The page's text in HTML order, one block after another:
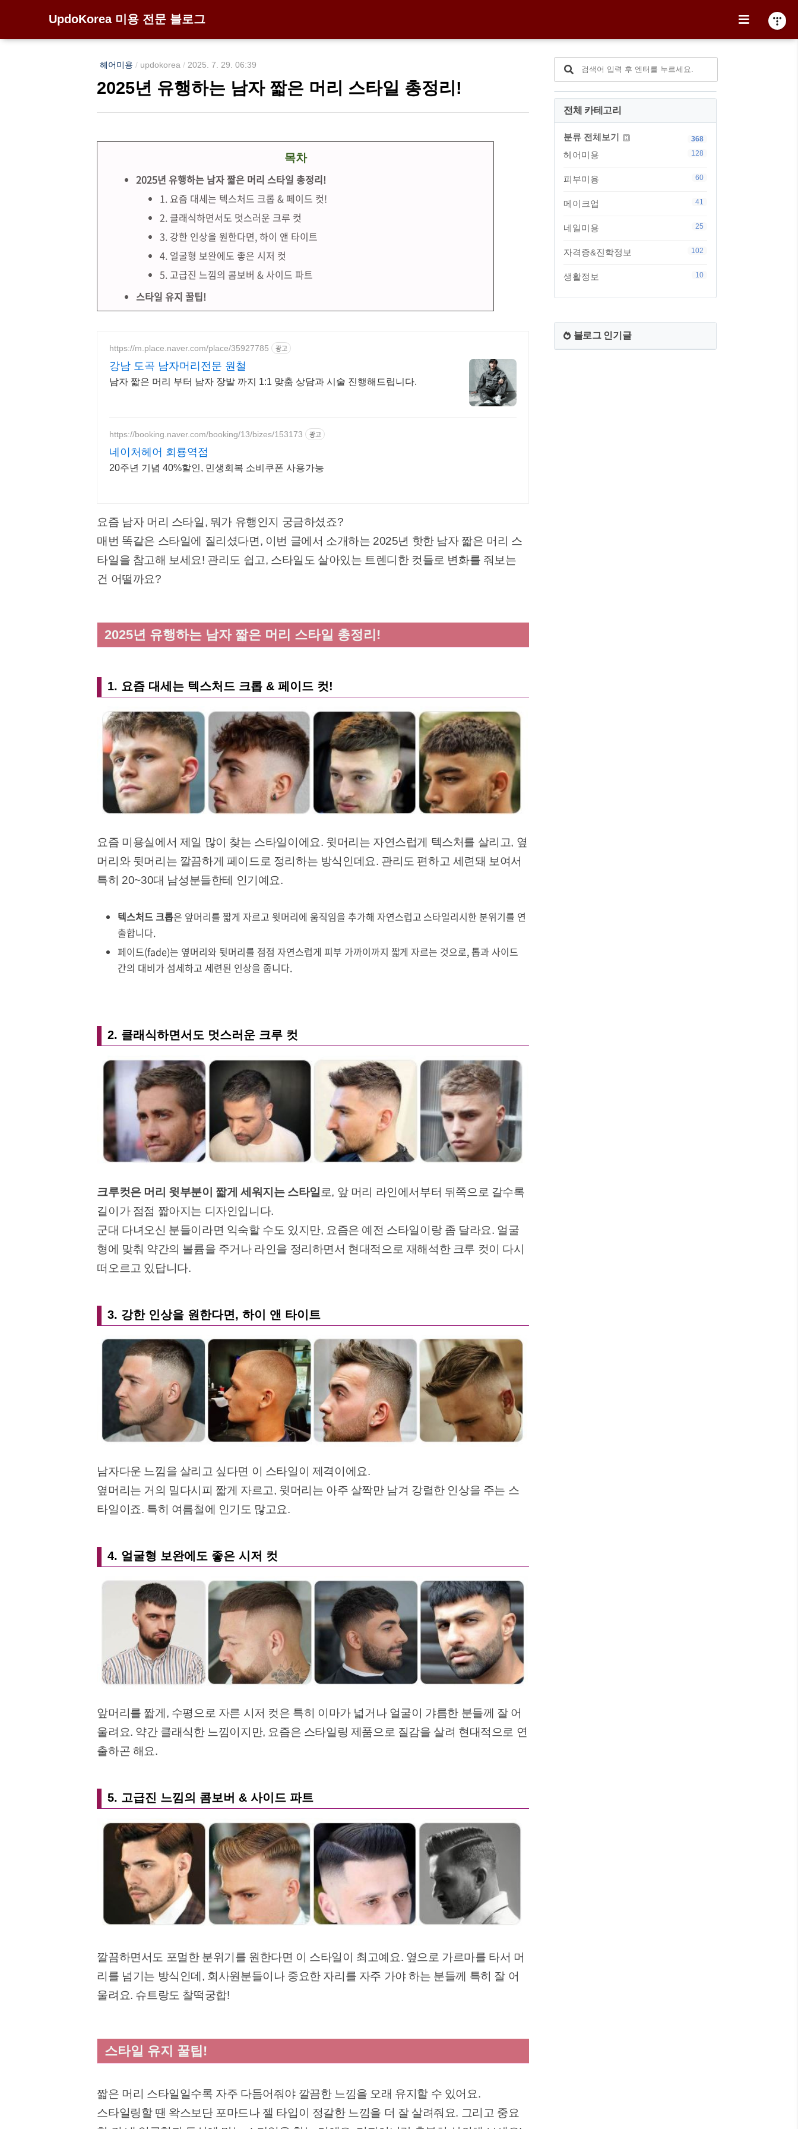
UpdoKorea 미용 전문 블로그
헤어미용 / updokorea / 2025. 7. 29. 06:39
2025년 유행하는 남자 짧은 머리 스타일 총정리!
목차
2025년 유행하는 남자 짧은 머리 스타일 총정리!
1. 요즘 대세는 텍스처드 크롭 & 페이드 컷!
2. 클래식하면서도 멋스러운 크루 컷
3. 강한 인상을 원한다면, 하이 앤 타이트
4. 얼굴형 보완에도 좋은 시저 컷
5. 고급진 느낌의 콤보버 & 사이드 파트
스타일 유지 꿀팁!
https://m.place.naver.com/place/35927785 광고
강남 도곡 남자머리전문 원철
남자 짧은 머리 부터 남자 장발 까지 1:1 맞춤 상담과 시술 진행해드립니다.
https://booking.naver.com/booking/13/bizes/153173 광고
네이처헤어 회룡역점
20주년 기념 40%할인, 민생회복 소비쿠폰 사용가능
요즘 남자 머리 스타일, 뭐가 유행인지 궁금하셨죠?
매번 똑같은 스타일에 질리셨다면, 이번 글에서 소개하는 2025년 핫한 남자 짧은 머리 스
타일을 참고해 보세요! 관리도 쉽고, 스타일도 살아있는 트렌디한 컷들로 변화를 줘보는
건 어떨까요?
2025년 유행하는 남자 짧은 머리 스타일 총정리!
1. 요즘 대세는 텍스처드 크롭 & 페이드 컷!
요즘 미용실에서 제일 많이 찾는 스타일이에요. 윗머리는 자연스럽게 텍스처를 살리고, 옆
머리와 뒷머리는 깔끔하게 페이드로 정리하는 방식인데요. 관리도 편하고 세련돼 보여서
특히 20~30대 남성분들한테 인기예요.
텍스처드 크롭은 앞머리를 짧게 자르고 윗머리에 움직임을 추가해 자연스럽고 스타일리시한 분위기를 연
출합니다.
페이드(fade)는 옆머리와 뒷머리를 점점 자연스럽게 피부 가까이까지 짧게 자르는 것으로, 톱과 사이드
간의 대비가 섬세하고 세련된 인상을 줍니다.
2. 클래식하면서도 멋스러운 크루 컷
크루컷은 머리 윗부분이 짧게 세워지는 스타일 로, 앞 머리 라인에서부터 뒤쪽으로 갈수록
길이가 점점 짧아지는 디자인입니다.
군대 다녀오신 분들이라면 익숙할 수도 있지만, 요즘은 예전 스타일이랑 좀 달라요. 얼굴
형에 맞춰 약간의 볼륨을 주거나 라인을 정리하면서 현대적으로 재해석한 크루 컷이 다시
떠오르고 있답니다.
3. 강한 인상을 원한다면, 하이 앤 타이트
남자다운 느낌을 살리고 싶다면 이 스타일이 제격이에요.
옆머리는 거의 밀다시피 짧게 자르고, 윗머리는 아주 살짝만 남겨 강렬한 인상을 주는 스
타일이죠. 특히 여름철에 인기도 많고요.
4. 얼굴형 보완에도 좋은 시저 컷
앞머리를 짧게, 수평으로 자른 시저 컷은 특히 이마가 넓거나 얼굴이 갸름한 분들께 잘 어
울려요. 약간 클래식한 느낌이지만, 요즘은 스타일링 제품으로 질감을 살려 현대적으로 연
출하곤 해요.
5. 고급진 느낌의 콤보버 & 사이드 파트
깔끔하면서도 포멀한 분위기를 원한다면 이 스타일이 최고예요. 옆으로 가르마를 타서 머
리를 넘기는 방식인데, 회사원분들이나 중요한 자리를 자주 가야 하는 분들께 특히 잘 어
울려요. 슈트랑도 찰떡궁합!
스타일 유지 꿀팁!
짧은 머리 스타일일수록 자주 다듬어줘야 깔끔한 느낌을 오래 유지할 수 있어요.
스타일링할 땐 왁스보단 포마드나 젤 타입이 정갈한 느낌을 더 잘 살려줘요. 그리고 중요
전체 카테고리
분류 전체보기 368
헤어미용 128
피부미용 60
메이크업 41
네일미용 25
자격증&진학정보 102
생활정보 10
블로그 인기글